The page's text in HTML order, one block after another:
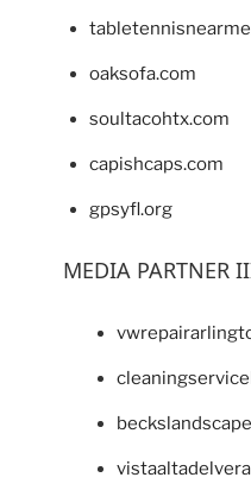
oaksofa.com
soultacohtx.com
capishcaps.com
gpsyfl.org
MEDIA PARTNER